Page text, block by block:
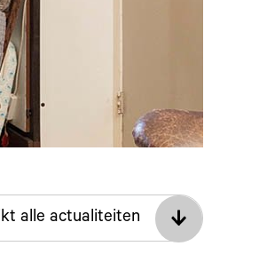
alle actualiteiten